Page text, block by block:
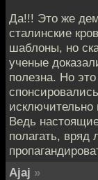
Да!!! Это же
сталинские
шаблоны, но
ученые
полезна. Но
исключительно
Ведь
полагать,
Ajaj »